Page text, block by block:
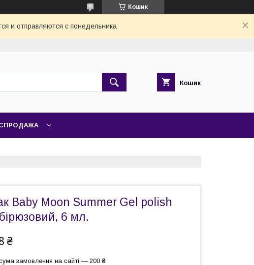
Кошик
и отправляются с понедельника
Кошик
Baby Moon Summer Gel polish
6 мл.
₴
замовлення на сайті — 200 ₴